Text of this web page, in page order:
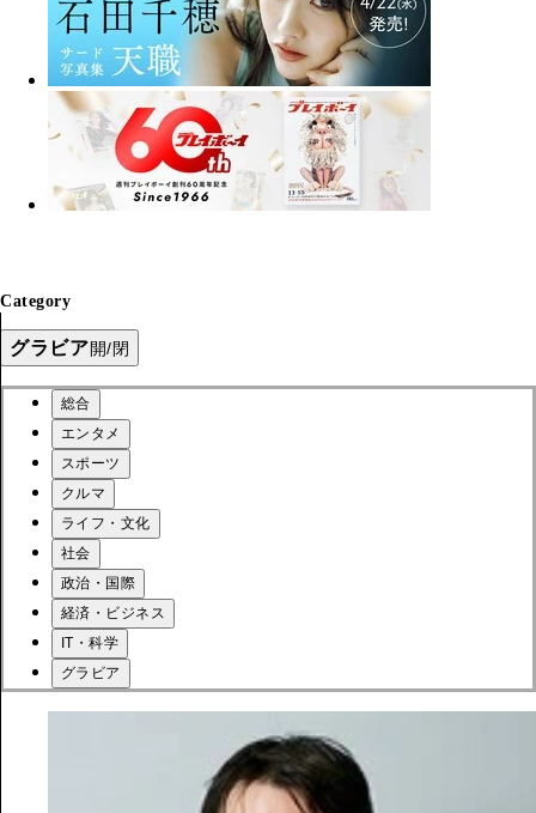
Category
グラビア開/閉
総合
エンタメ
スポーツ
クルマ
ライフ・文化
社会
政治・国際
経済・ビジネス
IT・科学
グラビア